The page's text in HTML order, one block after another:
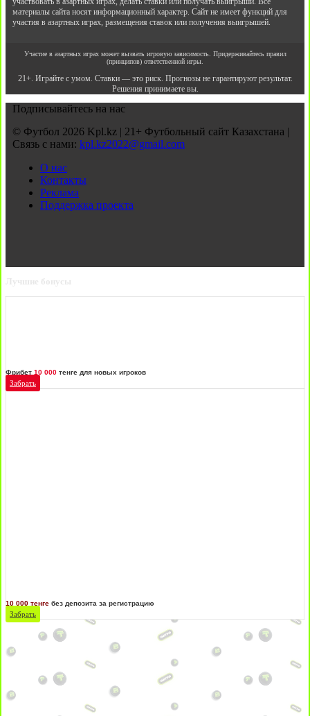
материалы сайта носят информационный характер. Сайт не имеет функций для
участия в азартных играх, размещения ставок или получения выигрышей.
Участие в азартных играх может вызвать игровую зависимость. Придерживайтесь правил
(принципов) ответственной игры.
21+. Играйте с умом. Ставки — это риск. Прогнозы не гарантируют результат.
Решения принимаете вы.
Подписывайтесь на нас
© Футбол 2026 Kpl.kz | 21+ Футбольный сайт Казахстана |
Связь с нами: kpl.kz2022@gmail.com
О нас
Контакты
Реклама
Поддержка проекта
Лучшие бонусы
Фрибет 10 000 тенге для новых игроков
Забрать
10 000 тенге без депозита за регистрацию
Забрать